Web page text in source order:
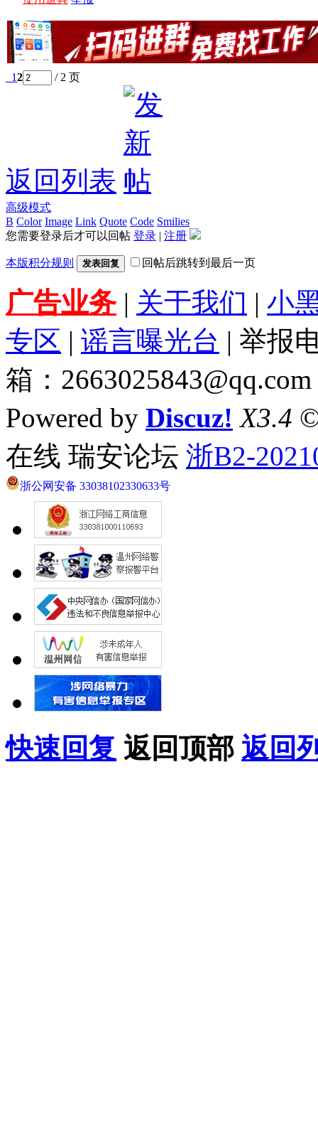
12 / 2 页
返回列表
高级模式
B Color Image Link Quote Code Smilies
您需要登录后才可以回帖 登录 | 注册
本版积分规则 发表回复 回帖后跳转到最后一页
广告业务| 关于我们 | 小
专区 | 谣言曝光台 | 举报
箱：2663025843@qq.com
Powered by Discuz! X3.4
在线 瑞安论坛 浙B2-
浙公网安备 33038102330633号
快速回复 返回顶部 返回